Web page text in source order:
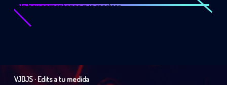
No hay comentarios que mostrar.
VJDJS · Edits a tu medida